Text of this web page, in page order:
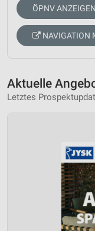
ÖPNV ANZEIGEN
NAVIGATION
Aktuelle
Letztes